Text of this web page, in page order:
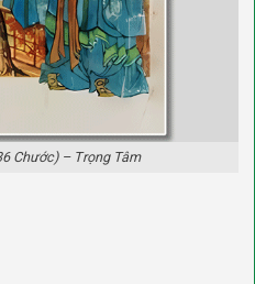
Chước) – Trọng Tâm